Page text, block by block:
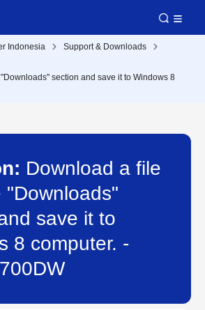
Indonesia
Support & Downloads
section and save it to Windows 8
Download a file
"Downloads"
save it to
8 computer. -